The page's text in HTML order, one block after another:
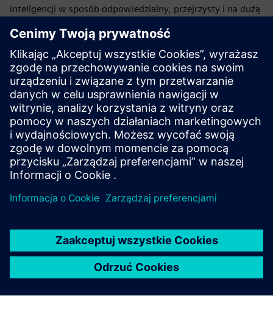
inteligencji w sposób odpowiedzialny, przejrzysty i na dużą
Droga naprzód jest jasna: buduj zaufanie, łącz dane i skup
się na poszerzaniu wiedzy ludzkiej. Dzięki tym podstawom
sztuczna inteligencja może spełnić swoją obietnicę —
przekształcić sposób, w jaki opiekujemy się pacjentami,
budujemy krytyczną infrastrukturę i rozwiążemy niektóre z
najbardziej złożonych wyzwań naszych czasów.
Opublikowano: 16 czerwca 2026